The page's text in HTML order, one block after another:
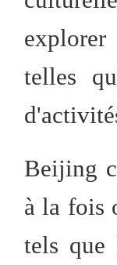
telles
Beijing
à la fois
tels que